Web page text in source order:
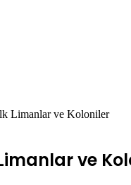
Limanlar ve Koloniler
ve